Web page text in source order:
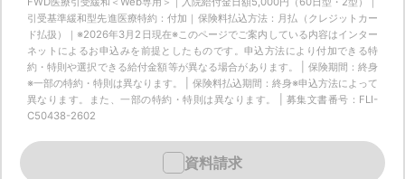
引受基準緩和型先進医療特約：付加｜保険料払込方法：月払（クレジットカー
ド払扱）｜※2026年3月2日現在※このページでご案内している内容はインター
ネットによるお申込みを前提としたものです。申込方法により付加できる特
約・特則や選択できる給付金額等が異なる場合があります。 | 保険期間：終身
※一部の特約・特則は異なります。 | 保険料払込期間：終身※申込方法によって
異なります。また、一部の特約・特則は異なります。 | 募集文書番号：FLI-
C50438-2602
資料請求